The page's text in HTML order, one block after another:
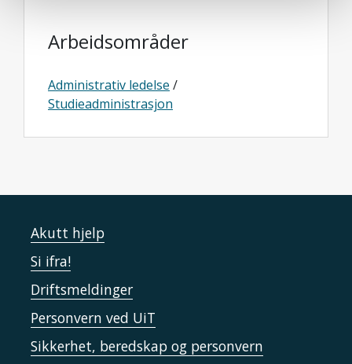
Arbeidsområder
Administrativ ledelse /
Studieadministrasjon
Akutt hjelp
Si ifra!
Driftsmeldinger
Personvern ved UiT
Sikkerhet, beredskap og personvern